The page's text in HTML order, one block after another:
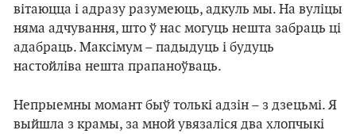
вітаюцца і адразу разумеюць, адкуль мы. На вуліцы
няма адчування, што ў нас могуць нешта забраць ці
адабраць. Максімум – падыдуць і будуць
настойліва нешта прапаноўваць.
Непрыемны момант быў толькі адзін – з дзецьмі. Я
выйшла з крамы, за мной увязаліся два хлопчыкі